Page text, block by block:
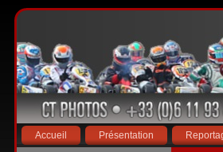
Accueil Présentation